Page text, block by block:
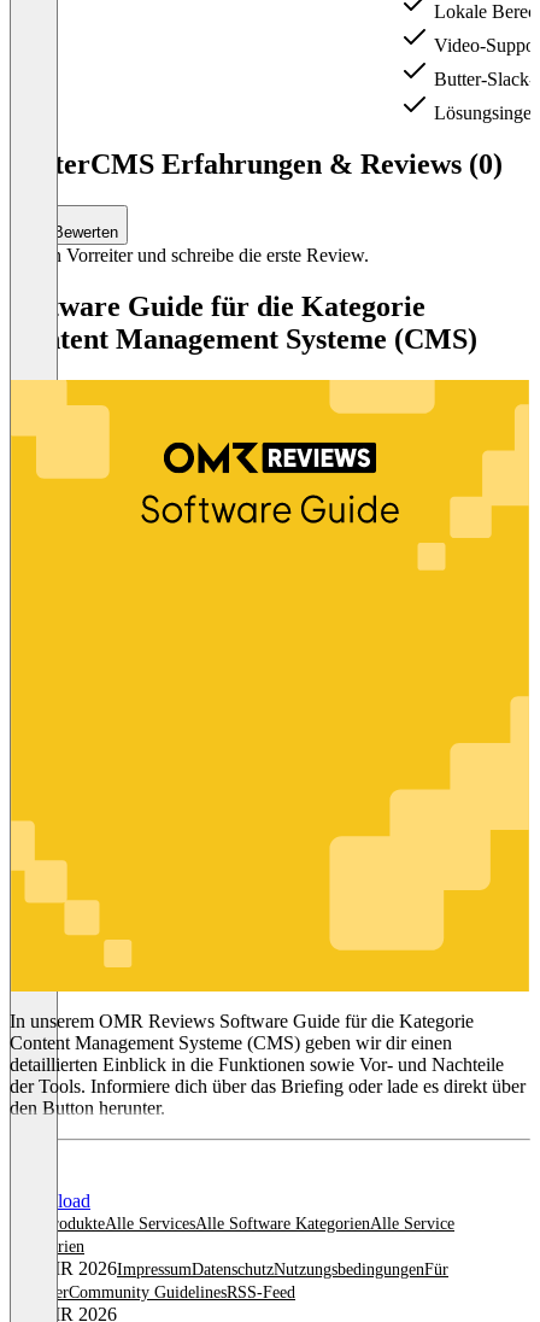
Lokale
Video-
Butter-Slack-
ButterCMS Erfahrungen & Reviews (0)
Bewerten
Sei ein Vorreiter und schreibe die erste Review.
Software Guide für die Kategorie
Content Management Systeme (CMS)
ContentManagementSysteme(CMS)
In unserem OMR Reviews Software Guide für die Kategorie
Content Management Systeme (CMS) geben wir dir einen
detaillierten Einblick in die Funktionen sowie Vor- und Nachteile
der Tools. Informiere dich über das Briefing oder lade es direkt über
den Button herunter.
Download
Alle ProdukteAlle ServicesAlle Software KategorienAlle Service
Kategorien
© OMR 2026ImpressumDatenschutzNutzungsbedingungenFür
AnbieterCommunity GuidelinesRSS-Feed
© OMR 2026